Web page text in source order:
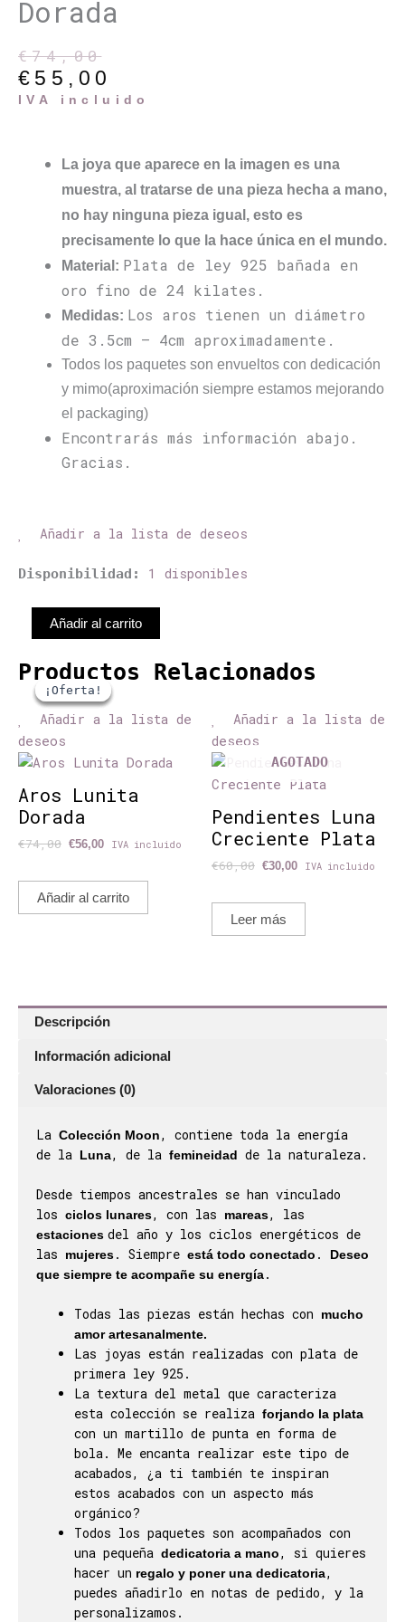
Dorada
€74,00
El
precio
original
€ 55,00
El
precio
actual
IVA incluido
La joya que aparece en la imagen es una
muestra, al tratarse de una pieza hecha a mano,
no hay ninguna pieza igual, esto es
precisamente lo que la hace única en el mundo.
Material: Plata de ley 925 bañada en
oro fino de 24 kilates.
Medidas: Los aros tienen un diámetro
de 3.5cm – 4cm aproximadamente.
Todos los paquetes son envueltos con dedicación
y mimo(aproximación siempre estamos mejorando
el packaging)
Encontrarás más información abajo.
Gracias.
Añadir a la lista de deseos
Disponibilidad: 1 disponibles
Aros
Dorada
cantidad
Añadir al carrito
Descripción
Información adicional
Valoraciones (0)
La Colección Moon, contiene toda la energía
de la
Luna, de la femineidad de la naturaleza.
Desde tiempos ancestrales se han vinculado
los ciclos lunares, con las mareas, las
estaciones del año y los ciclos energéticos de
las
mujeres. Siempre está todo conectado .
Deseo
que siempre te acompañe su energía.
Todas las piezas están hechas con
mucho
amor artesanalmente.
Las joyas están realizadas con plata de
primera ley 925.
La textura del metal que caracteriza
esta colección se realiza forjando la plata
con un martillo de punta en forma de
bola. Me encanta realizar este tipo de
acabados, ¿a ti también te inspiran
estos acabados con un aspecto más
orgánico?
Todos los paquetes son acompañados con
una pequeña dedicatoria a mano, si quieres
hacer un regalo y poner una dedicatoria,
puedes añadirlo en notas de pedido, y la
personalizamos.
Productos Relacionados
Añadir a la lista de
deseos
¡Oferta!
¡Oferta!
Aros Lunita
Dorada
€74,00
El
precio
original
era:
€74,00.
€56,00
El
precio
actual
es:
€56,00.
IVA incluido
Añadir al carrito
Añadir a la lista de
deseos
¡Oferta!
AGOTADO
¡Oferta!
Pendientes Luna
Creciente Plata
€60,00
El
precio
era:
€60,00.
€30,00
El
precio
es:
€30,00.
IVA incluido
Leer más